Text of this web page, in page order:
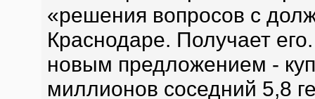
«решения вопросов с
Краснодаре. Получает
новым предложением -
миллионов соседний 5,8